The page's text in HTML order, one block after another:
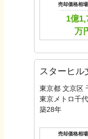
売却価格相場
1億
万
スターヒル
東京都 文京区
東京メトロ千
築28年
売却価格相場